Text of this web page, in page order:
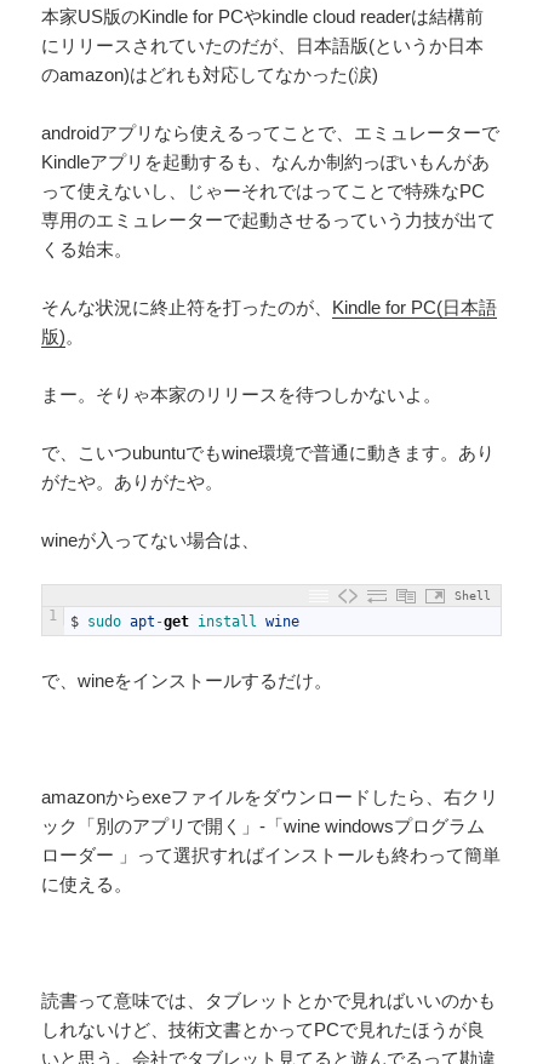
本家US版のKindle for PCやkindle cloud readerは結構前
にリリースされていたのだが、日本語版(というか日本
のamazon)はどれも対応してなかった(涙)
androidアプリなら使えるってことで、エミュレーターで
Kindleアプリを起動するも、なんか制約っぽいもんがあ
って使えないし、じゃーそれではってことで特殊なPC
専用のエミュレーターで起動させるっていう力技が出て
くる始末。
そんな状況に終止符を打ったのが、 Kindle for PC(日本語
版)。
まー。そりゃ本家のリリースを待つしかないよ。
で、こいつubuntuでもwine環境で普通に動きます。あり
がたや。ありがたや。
wineが入ってない場合は、
Shell
1 $ sudo apt -get install wine
で、wineをインストールするだけ。
amazonからexeファイルをダウンロードしたら、右クリ
ック「別のアプリで開く」-「wine windowsプログラム
ローダー 」って選択すればインストールも終わって簡単
に使える。
読書って意味では、タブレットとかで見ればいいのかも
しれないけど、技術文書とかってPCで見れたほうが良
いと思う。会社でタブレット見てると遊んでるって勘違